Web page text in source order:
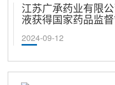
江苏广承药业有限
液获得国家药品监
2024-09-12